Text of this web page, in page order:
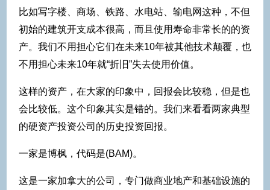
比如写字楼、商场、铁路、水电站、输电网这种，不但
初始的建筑开支成本很高，而且使用寿命非常长的的资
产。我们不用担心它们在未来10年被其他技术颠覆，也
不用担心未来10年就“折旧”失去使用价值。
这样的资产，在大家的印象中，回报会比较稳，但是也
会比较低。这个印象其实是错的。我们来看看两家典型
的硬资产投资公司的历史投资回报。
一家是博枫，代码是(BAM)。
这是一家加拿大的公司，专门做商业地产和基础设施的